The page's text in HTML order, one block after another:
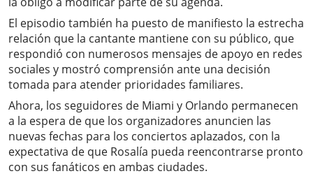
El episodio también ha puesto de manifiesto la estrecha
relación que la cantante mantiene con su público, que
respondió con numerosos mensajes de apoyo en redes
sociales y mostró comprensión ante una decisión
tomada para atender prioridades familiares.
Ahora, los seguidores de Miami y Orlando permanecen
a la espera de que los organizadores anuncien las
nuevas fechas para los conciertos aplazados, con la
expectativa de que Rosalía pueda reencontrarse pronto
con sus fanáticos en ambas ciudades.